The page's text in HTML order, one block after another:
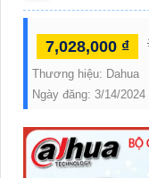
7,028,000 ₫
Thương hiệu: Dahua
Ngày đăng: 3/14/2024